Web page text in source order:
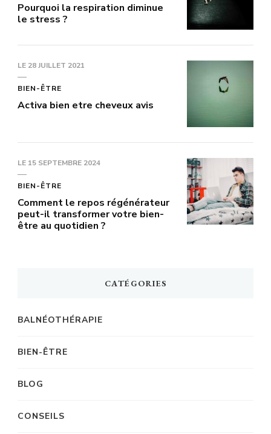
Pourquoi la respiration diminue
le stress ?
LE 28 JUILLET 2021
BIEN-ÊTRE
Activa bien etre cheveux avis
LE 15 SEPTEMBRE 2024
BIEN-ÊTRE
Comment le repos régénérateur
peut-il transformer votre bien-
être au quotidien ?
CATÉGORIES
BALNÉOTHÉRAPIE
BIEN-ÊTRE
BLOG
CONSEILS